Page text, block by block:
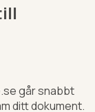
går snabbt
ditt dokument.